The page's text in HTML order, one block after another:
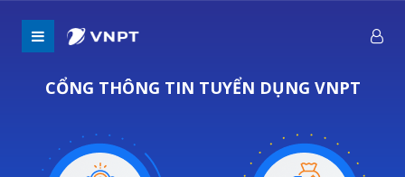
CỔNG THÔNG TIN TUYỂN DỤNG VNPT